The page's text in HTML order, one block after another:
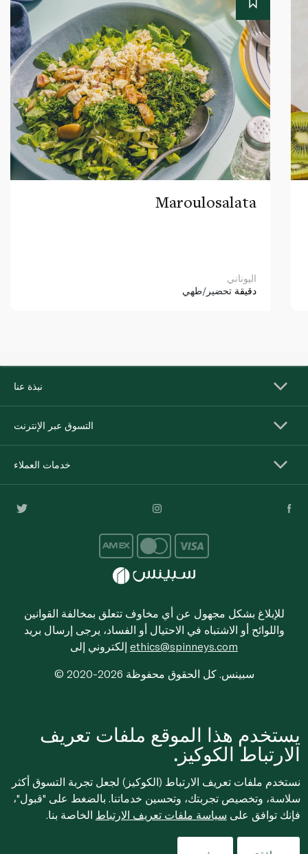
Maroulosalata
اليوناني
دقيقة تحضير/طهي
نبذة عنا
التسوق عبر الإنترنت
خدمات العملاء
للإبلاغ بشكل مجهول عن أي مخاوف تتعلق بمخالفة القوانين
واللوائح أو الاشتباه في الاحتيال أو الفساد، يرجى إرسال بريد
ethics@spinneys.com
© 2020-2026 سبينس. كل الحقوق محفوظة
يستخدم هذا الموقع ملفات تعريف
الارتباط الكوكيز.
نستخدم ملفات تعريف الارتباط (الكوكيز) لجعل تجربة التسوق أكثر
سلاسة، وتخصيص تجربتك، وتحسين خدماتنا. بالضغط على "قبول"،
فإنك توافق على سياسة ملفات تعريف الارتباط الخاصة بنا.